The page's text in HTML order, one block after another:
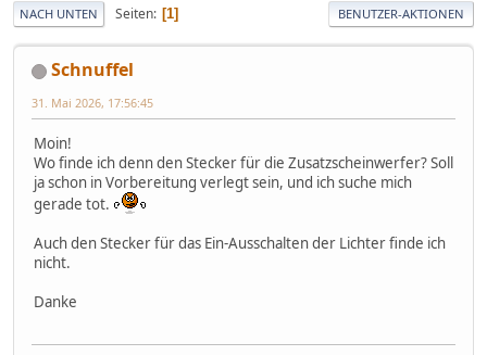
NACH UNTEN Seiten 1 BENUTZER-AKTIONEN
Schnuffel
31. Mai 2026, 17:56:45
Moin!
Wo finde ich denn den Stecker für die Zusatzscheinwerfer? Soll
ja schon in Vorbereitung verlegt sein, und ich suche mich
gerade tot.
Auch den Stecker für das Ein-Ausschalten der Lichter finde ich
nicht.
Danke